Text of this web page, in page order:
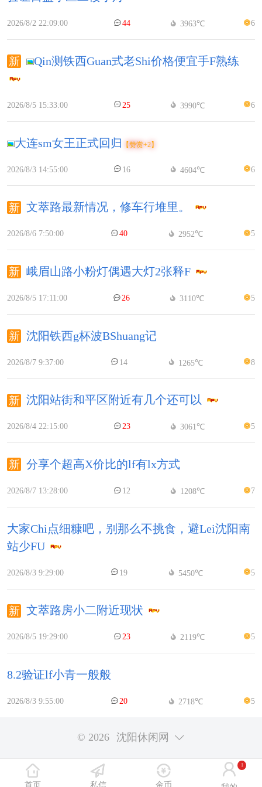
2026/8/2 22:09:00 44 3963℃ 6
Qin测铁西Guan式老Shi价格便宜手F熟练
2026/8/5 15:33:00 25 3990℃ 6
大连sm女王正式回归 【赞赏+2】
2026/8/3 14:55:00 16 4604℃ 6
文萃路最新情况，修车行堆里。
2026/8/6 7:50:00 40 2952℃ 5
峨眉山路小粉灯偶遇大灯2张释F
2026/8/5 17:11:00 26 3110℃ 5
沈阳铁西g杯波BShuang记
2026/8/7 9:37:00 14 1265℃ 8
沈阳站街和平区附近有几个还可以
2026/8/4 22:15:00 23 3061℃ 5
分享个超高X价比的lf有lx方式
2026/8/7 13:28:00 12 1208℃ 7
大家Chi点细糠吧，别那么不挑食，避Lei沈阳南
站少FU
2026/8/3 9:29:00 19 5450℃ 5
文萃路房小二附近现状
2026/8/5 19:29:00 23 2119℃ 5
8.2验证lf小青一般般
2026/8/3 9:55:00 20 2718℃ 5
© 2026 沈阳休闲网
首页 私信 金币
1